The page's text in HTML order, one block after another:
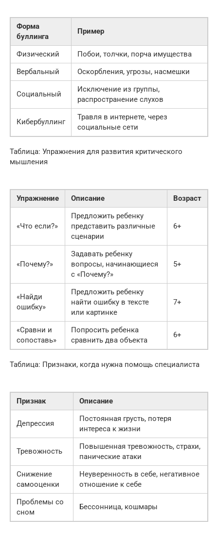
Форма
буллинга
Пример
Физический
Побои, толчки, порча имущества
Вербальный
Оскорбления, угрозы, насмешки
Социальный
Исключение из группы,
распространение слухов
Кибербуллинг
Травля в интернете, через
социальные сети
Таблица: Упражнения для развития критического
мышления
Упражнение Описание Возраст
«Что если?»
Предложить ребенку
представить различные
сценарии
6+
«Почему?»
Задавать ребенку
вопросы, начинающиеся
с «Почему?»
5+
«Найди
ошибку»
Предложить ребенку
найти ошибку в тексте
или картинке
7+
«Сравни и
сопоставь»
Попросить ребенка
сравнить два объекта
6+
Таблица: Признаки, когда нужна помощь специалиста
Признак Описание
Депрессия
Постоянная грусть, потеря
интереса к жизни
Тревожность
Повышенная тревожность, страхи,
панические атаки
Снижение
самооценки
Неуверенность в себе, негативное
отношение к себе
Проблемы со
сном
Бессонница, кошмары